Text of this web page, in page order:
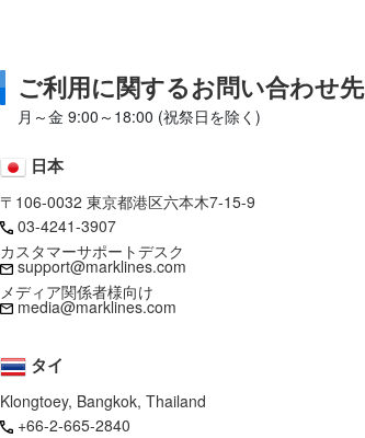
ご利用に関するお問い合わせ先
月～金 9:00～18:00 (祝祭日を除く)
日本
〒106-0032 東京都港区六本木7-15-9
03-4241-3907
カスタマーサポートデスク
support@marklines.com
メディア関係者様向け
media@marklines.com
タイ
Klongtoey, Bangkok, Thailand
+66-2-665-2840